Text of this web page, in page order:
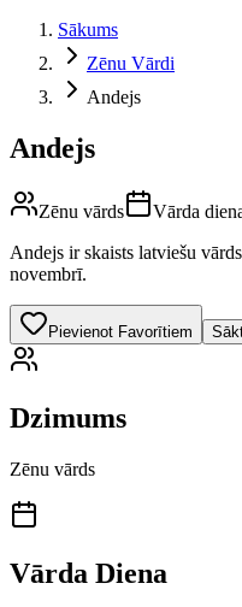
Sākums
Zēnu Vārdi
Andejs
Andejs
Zēnu vārds Vārda
Andejs ir skaists latviešu vārds
novembrī.
Pievienot Favorītiem
Dzimums
Zēnu vārds
Vārda Diena